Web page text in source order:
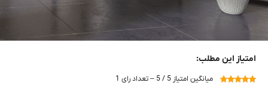
امتیاز این مطلب:
میانگین امتیاز 5 / 5 – تعداد رای 1